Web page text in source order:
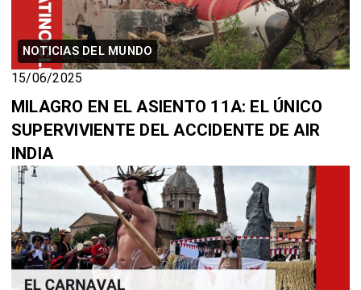
NOTICIAS DEL MUNDO
15/06/2025
MILAGRO EN EL ASIENTO 11A: EL ÚNICO
SUPERVIVIENTE DEL ACCIDENTE DE AIR
INDIA